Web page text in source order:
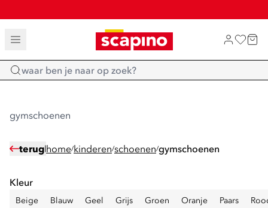
TOT 70% KORTING OP SALE
SHOP NIEUW
Home
gymschoenen
terug home/kinderen/schoenen/gymschoenen
Kleur
Beige Blauw Geel Grijs Groen Oranje Paars